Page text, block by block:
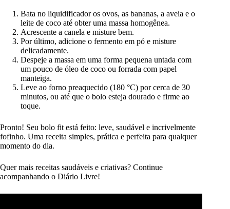
Bata no liquidificador os ovos, as bananas, a aveia e o
leite de coco até obter uma massa homogênea.
Acrescente a canela e misture bem.
Por último, adicione o fermento em pó e misture
delicadamente.
Despeje a massa em uma forma pequena untada com
um pouco de óleo de coco ou forrada com papel
manteiga.
Leve ao forno preaquecido (180 °C) por cerca de 30
minutos, ou até que o bolo esteja dourado e firme ao
toque.
Pronto! Seu bolo fit está feito: leve, saudável e incrivelmente
fofinho. Uma receita simples, prática e perfeita para qualquer
momento do dia.
Quer mais receitas saudáveis e criativas? Continue
acompanhando o Diário Livre!